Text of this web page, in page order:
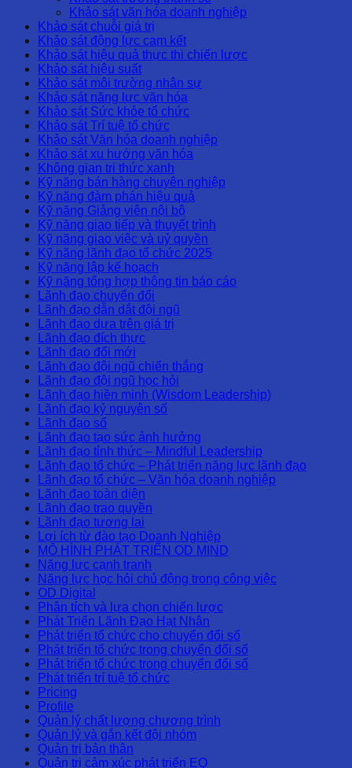
Khảo sát văn hóa doanh nghiệp
Khảo sát chuỗi giá trị
Khảo sát động lực cam kết
Khảo sát hiệu quả thực thi chiến lược
Khảo sát hiệu suất
Khảo sát môi trường nhân sự
Khảo sát năng lực văn hóa
Khảo sát Sức khỏe tổ chức
Khảo sát Trí tuệ tổ chức
Khảo sát Văn hóa doanh nghiệp
Khảo sát xu hướng văn hóa
Không gian tri thức xanh
Kỹ năng bán hàng chuyên nghiệp
Kỹ năng đàm phán hiệu quả
Kỹ năng Giảng viên nội bộ
Kỹ năng giao tiếp và thuyết trình
Kỹ năng giao việc và uỷ quyền
Kỹ năng lãnh đạo tổ chức 2025
Kỹ năng lập kế hoạch
Kỹ năng tổng hợp thông tin báo cáo
Lãnh đạo chuyển đổi
Lãnh đạo dẫn dắt đội ngũ
Lãnh đạo dựa trên giá trị
Lãnh đạo đích thực
Lãnh đạo đổi mới
Lãnh đạo đội ngũ chiến thắng
Lãnh đạo đội ngũ học hỏi
Lãnh đạo hiền minh (Wisdom Leadership)
Lãnh đạo kỷ nguyên số
Lãnh đạo số
Lãnh đạo tạo sức ảnh hưởng
Lãnh đạo tỉnh thức – Mindful Leadership
Lãnh đạo tổ chức – Phát triển năng lực lãnh đạo
Lãnh đạo tổ chức – Văn hóa doanh nghiệp
Lãnh đạo toàn diện
Lãnh đạo trao quyền
Lãnh đạo tương lai
Lợi ích từ đào tạo Doanh Nghiệp
MÔ HÌNH PHÁT TRIỂN OD MIND
Năng lực cạnh tranh
Năng lực học hỏi chủ động trong công việc
OD Digital
Phân tích và lựa chọn chiến lược
Phát Triển Lãnh Đạo Hạt Nhân
Phát triển tổ chức cho chuyển đổi số
Phát triển tổ chức trong chuyển đổi số
Phát triển tổ chức trong chuyển đổi số
Phát triển trí tuệ tổ chức
Pricing
Profile
Quản lý chất lượng chương trình
Quản lý và gắn kết đội nhóm
Quản trị bản thân
Quản trị cảm xúc phát triển EQ